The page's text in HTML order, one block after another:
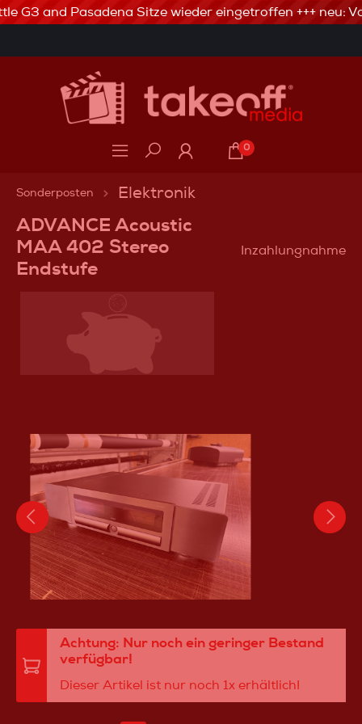
3% Skonto bei Vorkasse via Banküberweisung
G3 and Pasadena Sitze wieder eingetroffen +++ neu:
0
Sonderposten Elektronik
ADVANCE Acoustic
MAA 402 Stereo
Endstufe
Inzahlungnahme
Achtung: Nur noch ein geringer Bestand
verfügbar!
Dieser Artikel ist nur noch 1x erhältlich!